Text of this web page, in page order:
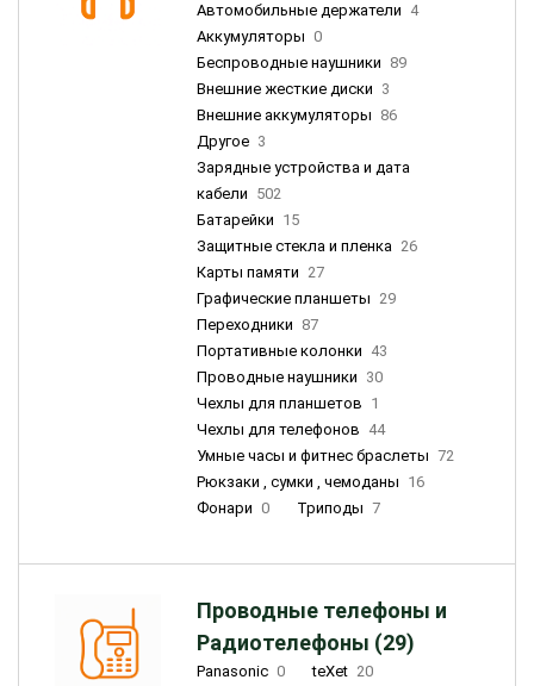
Автомобильные держатели 4
Аккумуляторы 0
Беспроводные наушники 89
Внешние жесткие диски 3
Внешние аккумуляторы 86
Другое 3
Зарядные устройства и дата
кабели 502
Батарейки 15
Защитные стекла и пленка 26
Карты памяти 27
Графические планшеты 29
Переходники 87
Портативные колонки 43
Проводные наушники 30
Чехлы для планшетов 1
Чехлы для телефонов 44
Умные часы и фитнес браслеты 72
Рюкзаки , сумки , чемоданы 16
Фонари 0 Триподы 7
Проводные телефоны и
Радиотелефоны (29)
Panasonic 0 teXet 20